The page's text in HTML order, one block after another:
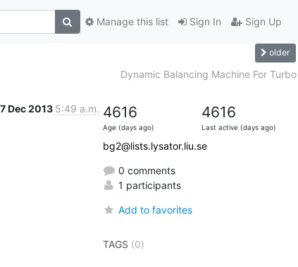
Sign In Sign Up
Manage this list
older
Dynamic Balancing Machine For Turbo
Dec 2013 5:49 a.m. 4616
Age (days ago)
4616
Last active (days ago)
bg2@lists.lysator.liu.se
0 comments
1 participants
Add to favorites
TAGS (0)